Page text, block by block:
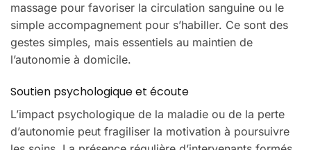
massage pour favoriser la circulation sanguine ou le
simple accompagnement pour s’habiller. Ce sont des
gestes simples, mais essentiels au maintien de
l’autonomie à domicile.
Soutien psychologique et écoute
L’impact psychologique de la maladie ou de la perte
d’autonomie peut fragiliser la motivation à poursuivre